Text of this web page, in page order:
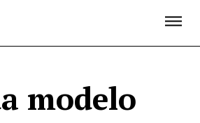
modelo
ACADEMIA DE CINE
PRENSA